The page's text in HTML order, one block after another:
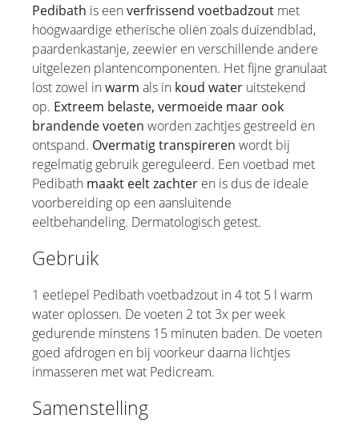
Pedibath is eenverfrissend voetbadzout met
hoogwaardige etherische oliën zoals duizendblad,
paardenkastanje, zeewier en verschillende andere
uitgelezen plantencomponenten. Het fijne granulaat
lost zowel inwarm als in koud water uitstekend
op. Extreem belaste, vermoeide maar ook
brandende voeten worden zachtjes gestreeld en
ontspand. Overmatig transpireren wordt bij
regelmatig gebruik gereguleerd. Een voetbad met
Pedibath maakt eelt zachter en is dus de ideale
voorbereiding op een aansluitende
eeltbehandeling. Dermatologisch getest.
Gebruik
1 eetlepel Pedibath voetbadzout in 4 tot 5 l warm
water oplossen. De voeten 2 tot 3x per week
gedurende minstens 15 minuten baden. De voeten
goed afdrogen en bij voorkeur daarna lichtjes
inmasseren met wat Pedicream.
Samenstelling